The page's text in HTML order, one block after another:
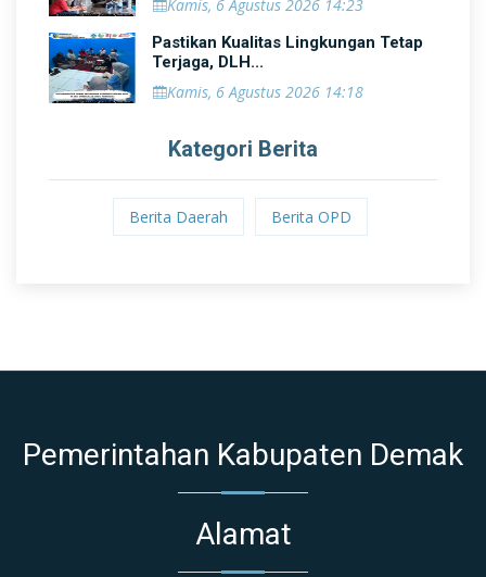
Kamis, 6 Agustus 2026 14:23
Pastikan Kualitas Lingkungan Tetap
Terjaga, DLH...
Kamis, 6 Agustus 2026 14:18
Kategori Berita
Berita Daerah Berita OPD
Pemerintahan Kabupaten Demak
Alamat